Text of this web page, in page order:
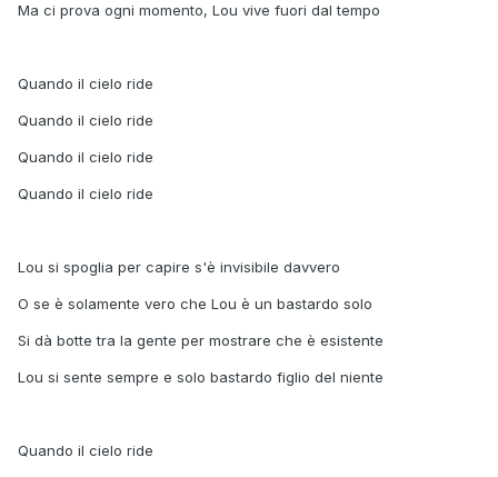
Ma ci prova ogni momento, Lou vive fuori dal tempo
Quando il cielo ride
Quando il cielo ride
Quando il cielo ride
Quando il cielo ride
Lou si spoglia per capire s'è invisibile davvero
O se è solamente vero che Lou è un bastardo solo
Si dà botte tra la gente per mostrare che è esistente
Lou si sente sempre e solo bastardo figlio del niente
Quando il cielo ride